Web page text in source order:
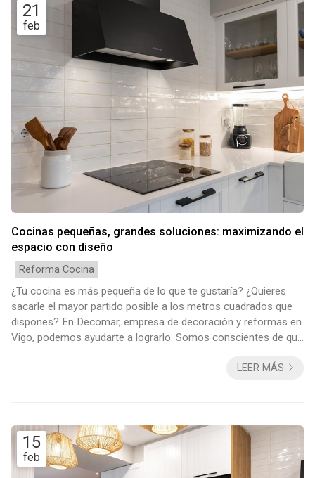
21
feb
Cocinas pequeñas, grandes soluciones: maximizando el
espacio con diseño
Reforma Cocina
¿Tu cocina es más pequeña de lo que te gustaría? ¿Quieres
sacarle el mayor partido posible a los metros cuadrados que
dispones? En Decomar, empresa de decoración y reformas en
Vigo, podemos ayudarte a lograrlo. Somos conscientes de que
emocionantes y gratificantes desafíos. A continuación te
LEER MÁS
15
feb